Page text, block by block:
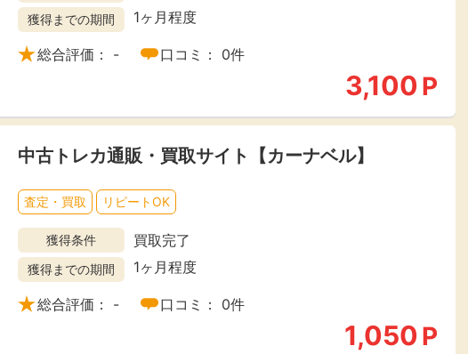
獲得までの期間 1ヶ月程度
総合評価： - 口コミ： 0件
3,100 P
中古トレカ通販・買取サイト【カーナベル】
査定・買取 リピートOK
獲得条件 買取完了
獲得までの期間 1ヶ月程度
総合評価： - 口コミ： 0件
1,050 P